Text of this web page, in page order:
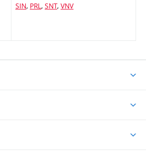
SIN, PRL , SNT, VNV